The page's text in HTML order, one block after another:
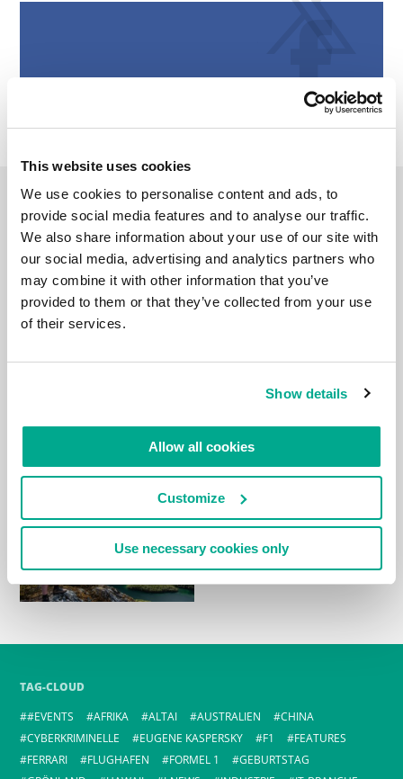
This website uses cookies
We use cookies to personalise content and ads, to
provide social media features and to analyse our traffic.
We also share information about your use of our site with
our social media, advertising and analytics partners who
may combine it with other information that you’ve
provided to them or that they’ve collected from your use
of their services.
Show details
Allow all cookies
Customize
Use necessary cookies only
REISE-VLOG
TAG-CLOUD
#EVENTS
AFRIKA ALTAI AUSTRALIEN
CHINA
CYBERKRIMINELLE
EUGENE KASPERSKY F1
FEATURES
FERRARI
FLUGHAFEN FORMEL 1
GEBURTSTAG